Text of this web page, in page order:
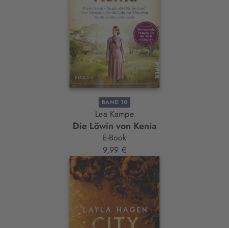
BAND 10
Lea Kampe
Die Löwin von Kenia
E-Book
9,99 €